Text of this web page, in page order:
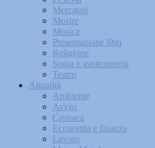
Mercatini
Mostre
Musica
Presentazione libri
Religione
Sagra e gastronomia
Teatro
Attualità
Ambiente
Avvisi
Cronaca
Economia e finanza
Lavoro